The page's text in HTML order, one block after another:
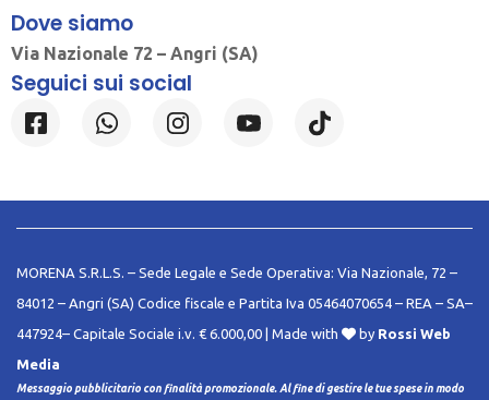
Dove siamo
Via Nazionale 72 – Angri (SA)
Seguici sui social
MORENA S.R.L.S. – Sede Legale e Sede Operativa: Via Nazionale, 72 –
84012 – Angri (SA) Codice fiscale e Partita Iva 05464070654 – REA – SA–
447924– Capitale Sociale i.v. € 6.000,00 | Made with
by Rossi Web
Media
Messaggio pubblicitario con finalità promozionale. Al fine di gestire le tue spese in modo